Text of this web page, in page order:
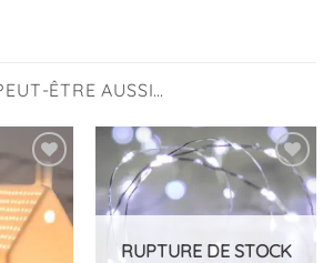
ÊTRE AUSSI…
Ajouter
à la
liste
d’envies
Ajouter
à la
liste
RUPTURE DE STOCK